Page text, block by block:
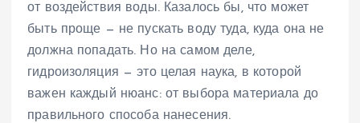
от воздействия воды. Казалось бы, что может
быть проще — не пускать воду туда, куда она не
должна попадать. Но на самом деле,
гидроизоляция — это целая наука, в которой
важен каждый нюанс: от выбора материала до
правильного способа нанесения.